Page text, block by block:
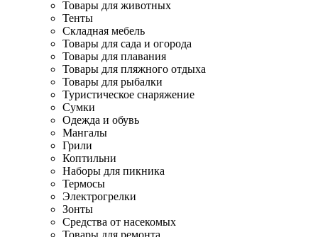
Товары для животных
Тенты
Складная мебель
Товары для сада и огорода
Товары для плавания
Товары для пляжного отдыха
Товары для рыбалки
Туристическое снаряжение
Сумки
Одежда и обувь
Мангалы
Грили
Коптильни
Наборы для пикника
Термосы
Электрогрелки
Зонты
Средства от насекомых
Товары для ремонта